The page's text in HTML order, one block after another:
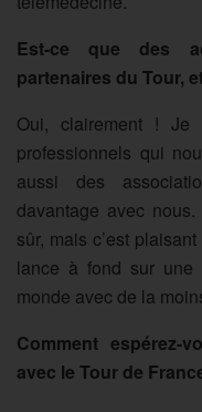
Est-ce que des
partenaires du Tour,
Oui, clairement ! Je
professionnels qui
aussi des
davantage avec
sûr, mais c’est
lance à fond sur une
monde avec de la
Comment espérez-
avec le Tour de